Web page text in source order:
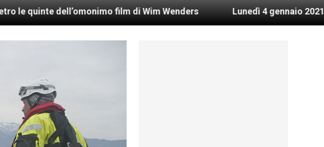
film di Wim Wenders Lunedì 4 gennaio 2021: Possesso